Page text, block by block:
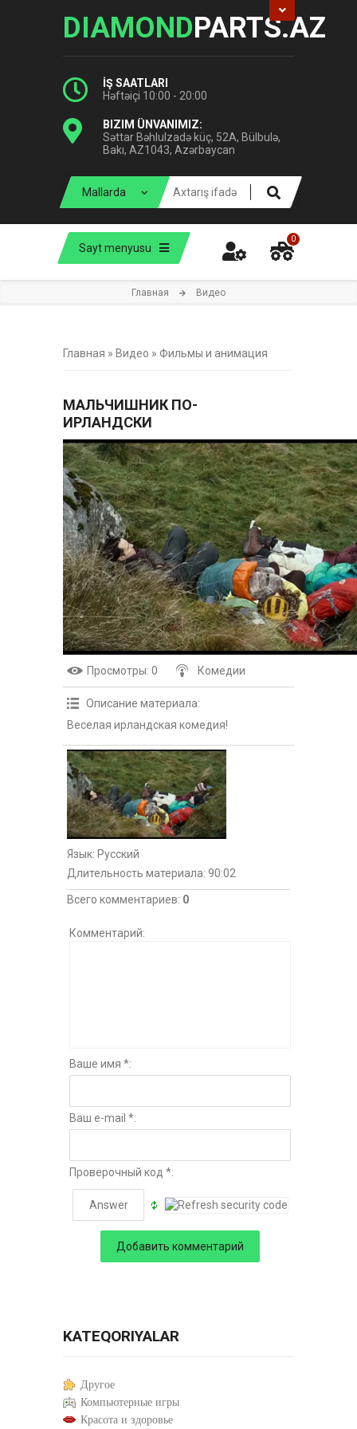
DIAMONDPARTS.AZ
İŞ SAATLARI
Həftəiçi 10:00 - 20:00
BIZIM ÜNVANIMIZ:
Səttar Bəhlulzadə küç, 52A, Bülbulə,
Bakı, AZ1043, Azərbaycan
Sayt menyusu
0
Главная Видео
Главная » Видео » Фильмы и анимация
МАЛЬЧИШНИК ПО-
ИРЛАНДСКИ
Просмотры: 0 Комедии
Описание материала:
Веселая ирландская комедия!
Язык: Русский
Длительность материала: 90:02
Всего комментариев: 0
Комментарий:
Ваше имя *:
Ваш e-mail *:
Проверочный код *:
KATEQORIYALAR
Другое
Компьютерные игры
Красота и здоровье